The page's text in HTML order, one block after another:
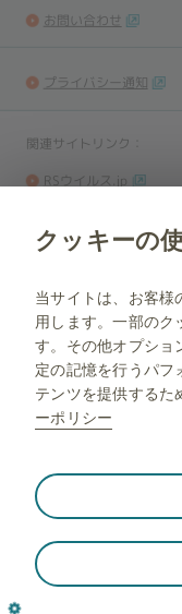
お問い合わせ
プライバシー通知
関連サイトリンク：
RSウイルス.jp
NP-JP-NA-WCNT-
当ウェブサイトは、日本
す。
クッキーの
当サイトは、お客様
用します。一部のク
す。その他オプショ
定の記憶を行うパフ
テンツを提供するた
ーポリシー
タグの設定の管理、
ど、ウェブサイトが